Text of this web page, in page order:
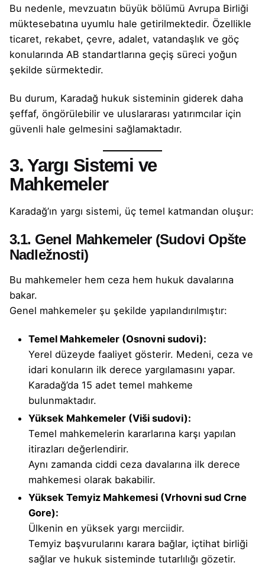
Bu nedenle, mevzuatın büyük bölümü Avrupa Birliği
müktesebatına uyumlu hale getirilmektedir. Özellikle
ticaret, rekabet, çevre, adalet, vatandaşlık ve göç
konularında AB standartlarına geçiş süreci yoğun
şekilde sürmektedir.
Bu durum, Karadağ hukuk sisteminin giderek daha
şeffaf, öngörülebilir ve uluslararası yatırımcılar için
güvenli hale gelmesini sağlamaktadır.
3. Yargı Sistemi ve
Mahkemeler
Karadağ’ın yargı sistemi, üç temel katmandan oluşur:
3.1. Genel Mahkemeler (Sudovi Opšte
Nadležnosti)
Bu mahkemeler hem ceza hem hukuk davalarına
bakar.
Genel mahkemeler şu şekilde yapılandırılmıştır:
Temel Mahkemeler (Osnovni sudovi):
Yerel düzeyde faaliyet gösterir. Medeni, ceza ve
idari konuların ilk derece yargılamasını yapar.
Karadağ’da 15 adet temel mahkeme
bulunmaktadır.
Yüksek Mahkemeler (Viši sudovi):
Temel mahkemelerin kararlarına karşı yapılan
itirazları değerlendirir.
Aynı zamanda ciddi ceza davalarına ilk derece
mahkemesi olarak bakabilir.
Yüksek Temyiz Mahkemesi (Vrhovni sud Crne
Gore):
Ülkenin en yüksek yargı merciidir.
Temyiz başvurularını karara bağlar, içtihat birliği
sağlar ve hukuk sisteminde tutarlılığı gözetir.